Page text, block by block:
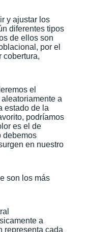
y ajustar los
diferentes tipos
de ellos son
por el
cobertura,
el
a
estado de la
podríamos
es el de
debemos
en nuestro
son los más
a
representa cada